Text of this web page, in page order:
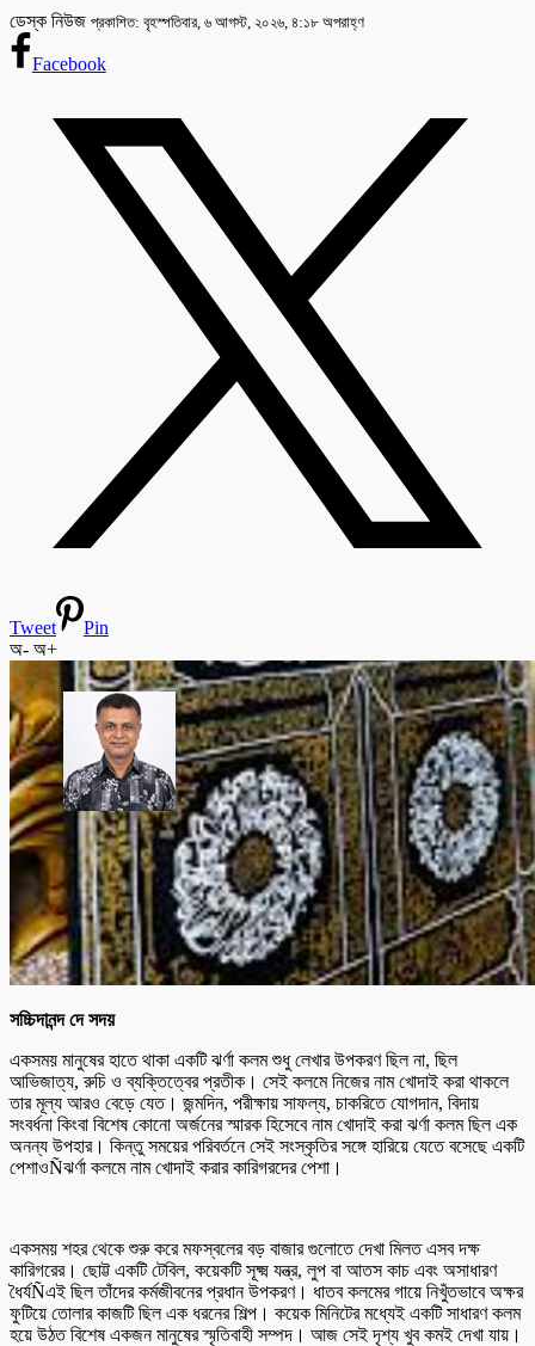
ডেস্ক নিউজ প্রকাশিত: বৃহস্পতিবার, ৬ আগস্ট, ২০২৬, ৪:১৮ অপরাহ্ণ
Facebook
Tweet
Pin
অ- অ+
সচ্চিদানন্দ দে সদয়
একসময় মানুষের হাতে থাকা একটি ঝর্ণা কলম শুধু লেখার উপকরণ ছিল না, ছিল
আভিজাত্য, রুচি ও ব্যক্তিত্বের প্রতীক। সেই কলমে নিজের নাম খোদাই করা থাকলে
তার মূল্য আরও বেড়ে যেত। জন্মদিন, পরীক্ষায় সাফল্য, চাকরিতে যোগদান, বিদায়
সংবর্ধনা কিংবা বিশেষ কোনো অর্জনের স্মারক হিসেবে নাম খোদাই করা ঝর্ণা কলম ছিল এক
অনন্য উপহার। কিন্তু সময়ের পরিবর্তনে সেই সংস্কৃতির সঙ্গে হারিয়ে যেতে বসেছে একটি
পেশাওÑঝর্ণা কলমে নাম খোদাই করার কারিগরদের পেশা।
একসময় শহর থেকে শুরু করে মফস্বলের বড় বাজার গুলোতে দেখা মিলত এসব দক্ষ
কারিগরের। ছোট্ট একটি টেবিল, কয়েকটি সূক্ষ্ম যন্ত্র, লুপ বা আতস কাচ এবং অসাধারণ
ধৈর্যÑএই ছিল তাঁদের কর্মজীবনের প্রধান উপকরণ। ধাতব কলমের গায়ে নিখুঁতভাবে অক্ষর
ফুটিয়ে তোলার কাজটি ছিল এক ধরনের শিল্প। কয়েক মিনিটের মধ্যেই একটি সাধারণ কলম
হয়ে উঠত বিশেষ একজন মানুষের স্মৃতিবাহী সম্পদ। আজ সেই দৃশ্য খুব কমই দেখা যায়।